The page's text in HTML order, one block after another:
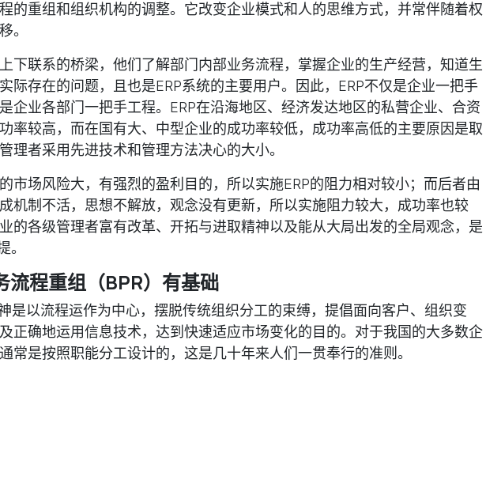
的重组和组织机构的调整。它改变企业模式和人的思维方式，并常伴随着权
。
下联系的桥梁，他们了解部门内部业务流程，掌握企业的生产经营，知道生
际存在的问题，且也是ERP系统的主要用户。因此，ERP不仅是企业一把手
企业各部门一把手工程。ERP在沿海地区、经济发达地区的私营企业、合资
率较高，而在国有大、中型企业的成功率较低，成功率高低的主要原因是取
理者采用先进技术和管理方法决心的大小。
市场风险大，有强烈的盈利目的，所以实施ERP的阻力相对较小；而后者由
机制不活，思想不解放，观念没有更新，所以实施阻力较大，成功率也较
的各级管理者富有改革、开拓与进取精神以及能从大局出发的全局观念，是
。
流程重组（BPR）有基础
是以流程运作为中心，摆脱传统组织分工的束缚，提倡面向客户、组织变
正确地运用信息技术，达到快速适应市场变化的目的。对于我国的大多数企
常是按照职能分工设计的，这是几十年来人们一贯奉行的准则。